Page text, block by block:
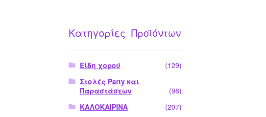
Κατηγορίες Προϊόντων
Είδη χορού
(129)
Στολές Party και
Παραστάσεων
(98)
ΚΑΛΟΚΑΙΡΙΝΑ
(207)